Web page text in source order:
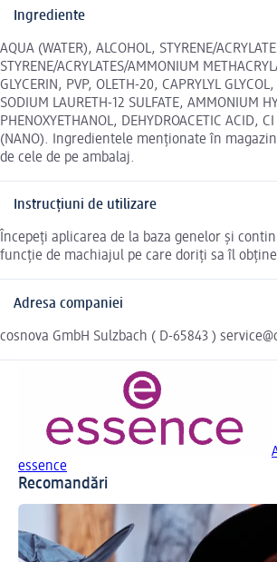
Ingrediente
AQUA (WATER), ALCOHOL, STYRENE/
STYRENE/ACRYLATES/AMMONIUM
GLYCERIN, PVP, OLETH-20, CAPRYLYL
SODIUM LAURETH-12 SULFATE, AMMONIUM
PHENOXYETHANOL, DEHYDROACETIC ACID,
(NANO). Ingredientele menționate în
de cele de pe ambalaj.
Instrucțiuni de utilizare
Începeți aplicarea de la baza genelor și
funcție de machiajul pe care doriți sa îl
Adresa companiei
cosnova GmbH Sulzbach ( D-65843 )
essence
Recomandări